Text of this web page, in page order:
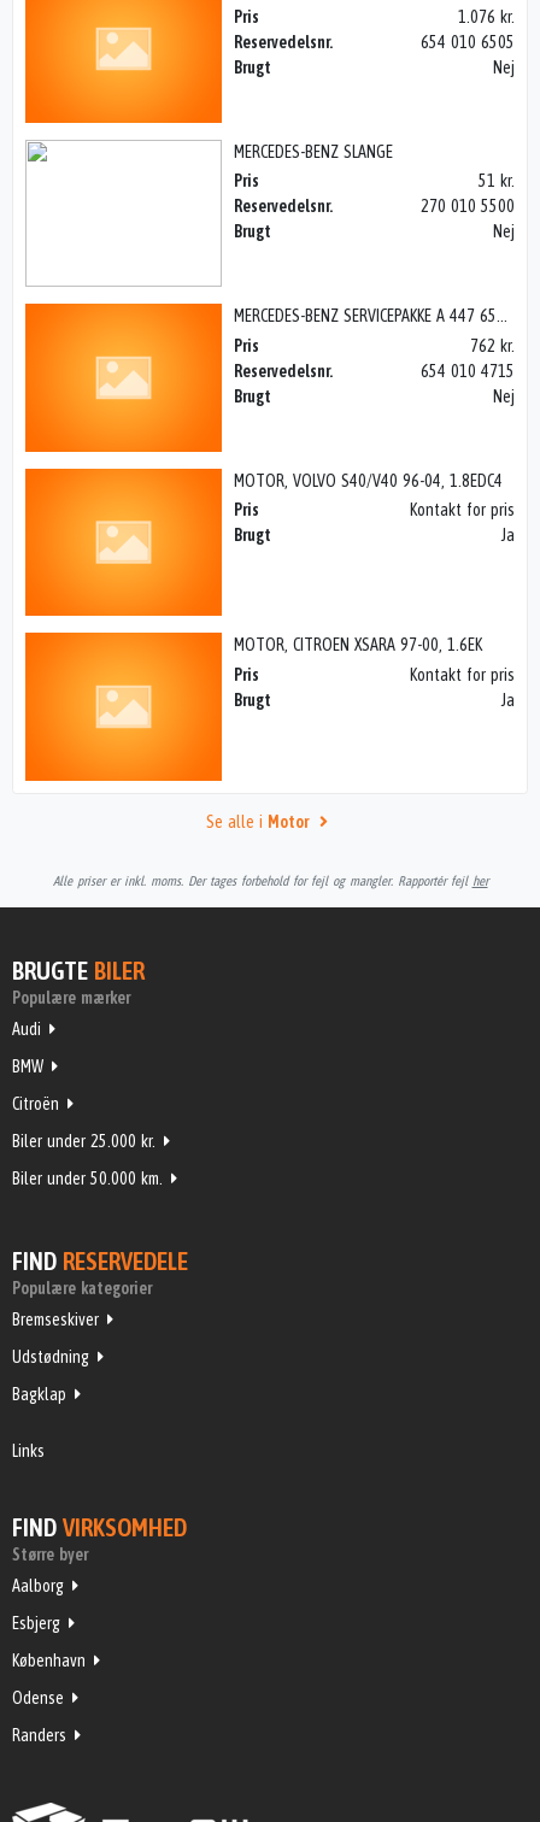
Pris
1.076 kr.
Reservedelsnr.
654 010 6505
Brugt
Nej
MERCEDES-BENZ SLANGE
Pris
51 kr.
Reservedelsnr.
270 010 5500
Brugt
Nej
MERCEDES-BENZ SERVICEPAKKE A 447 654, VITO 14>
Pris
762 kr.
Reservedelsnr.
654 010 4715
Brugt
Nej
MOTOR, VOLVO S40/V40 96-04, 1.8EDC4
Pris
Kontakt for pris
Brugt
Ja
MOTOR, CITROEN XSARA 97-00, 1.6EK
Pris
Kontakt for pris
Brugt
Ja
Se alle i Motor
Alle priser er inkl. moms. Der tages forbehold for fejl og mangler. Rapportér fejl her
BRUGTE BILER
Populære mærker
Audi
BMW
Citroën
Biler under 25.000 kr.
Biler under 50.000 km.
FIND RESERVEDELE
Populære kategorier
Bremseskiver
Udstødning
Bagklap
Links
FIND VIRKSOMHED
Større byer
Aalborg
Esbjerg
København
Odense
Randers